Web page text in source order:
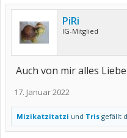
PiRi
IG-Mitglied
Auch von mir alles
17. Januar 2022
Mizikatzitatzi und Tris gefällt